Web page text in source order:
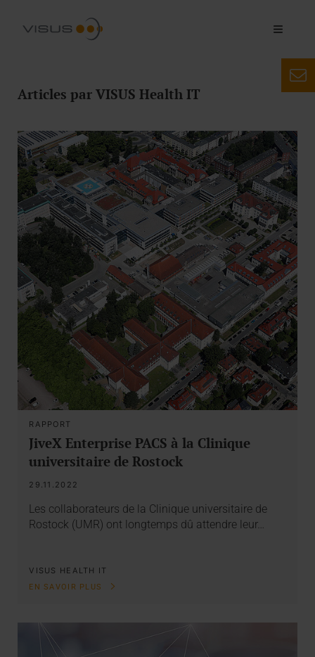
Articles par VISUS Health IT
RAPPORT
JiveX Enterprise PACS à la Clinique
universitaire de Rostock
29.11.2022
Les collaborateurs de la Clinique universitaire de
Rostock (UMR) ont longtemps dû attendre leur…
VISUS HEALTH IT
EN SAVOIR PLUS